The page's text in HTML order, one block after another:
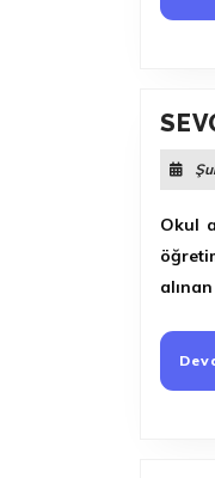
Okul